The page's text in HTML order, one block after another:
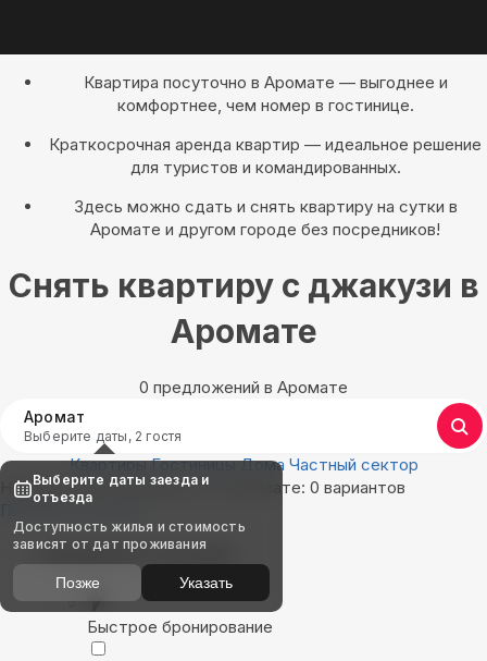
Квартира посуточно в Аромате — выгоднее и
комфортнее, чем номер в гостинице.
Краткосрочная аренда квартир — идеальное решение
для туристов и командированных.
Здесь можно сдать и снять квартиру на сутки в
Аромате и другом городе без посредников!
Снять квартиру с джакузи в
Аромате
0 предложений в Аромате
Аромат
Выберите даты, 2 гостя
Квартиры Гостиницы Дома Частный сектор
Найдём, где остановиться в Аромате: 0 вариантов
Показать на карте
Выбирайте лучшее
Быстрое бронирование
Выберите даты заезда и
отъезда
Доступность жилья и стоимость
зависят от дат проживания
Позже Указать